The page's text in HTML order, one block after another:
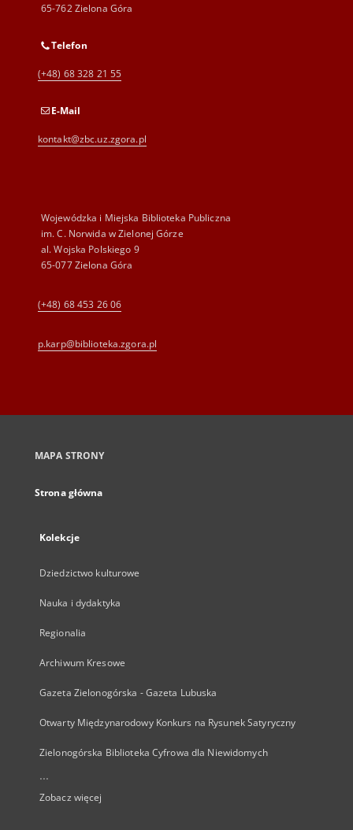
65-762 Zielona Góra
Telefon
(+48) 68 328 21 55
E-Mail
kontakt@zbc.uz.zgora.pl
Wojewódzka i Miejska Biblioteka Publiczna
im. C. Norwida w Zielonej Górze
al. Wojska Polskiego 9
65-077 Zielona Góra
(+48) 68 453 26 06
p.karp@biblioteka.zgora.pl
MAPA STRONY
Strona główna
Kolekcje
Dziedzictwo kulturowe
Nauka i dydaktyka
Regionalia
Archiwum Kresowe
Gazeta Zielonogórska - Gazeta Lubuska
Otwarty Międzynarodowy Konkurs na Rysunek Satyryczny
Zielonogórska Biblioteka Cyfrowa dla Niewidomych
...
Zobacz więcej